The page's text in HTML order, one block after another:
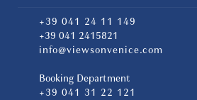
+39 041 24 11 149
+39 041 2415821
info@viewsonvenice.com
Booking Department
+39 041 31 22 121